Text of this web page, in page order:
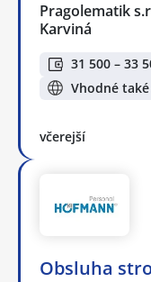
Pragolematik
Karviná
31 500 – 33
Vhodné
včerejší
Obsluha